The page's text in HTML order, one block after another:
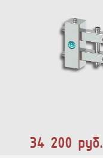
34 200 руб.